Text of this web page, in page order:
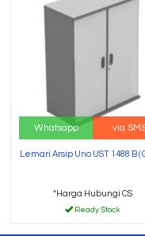
Whatsapp via
Lemari Arsip Uno UST 1488 B (
*Harga Hubungi CS
Ready Stock